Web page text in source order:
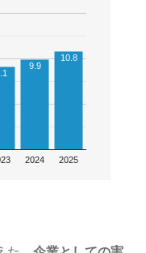
2024 2025
9.9
10.8